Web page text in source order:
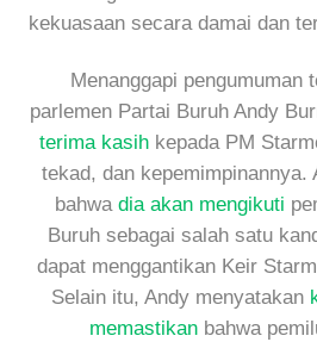
kekuasaan secara damai dan
Menanggapi pengumuman
parlemen Partai Buruh Andy
terima kasih kepada PM
tekad, dan kepemimpinannya.
bahwa dia akan mengikuti
Buruh sebagai salah satu
dapat menggantikan Keir
Selain itu, Andy menyatakan
memastikanbahwa